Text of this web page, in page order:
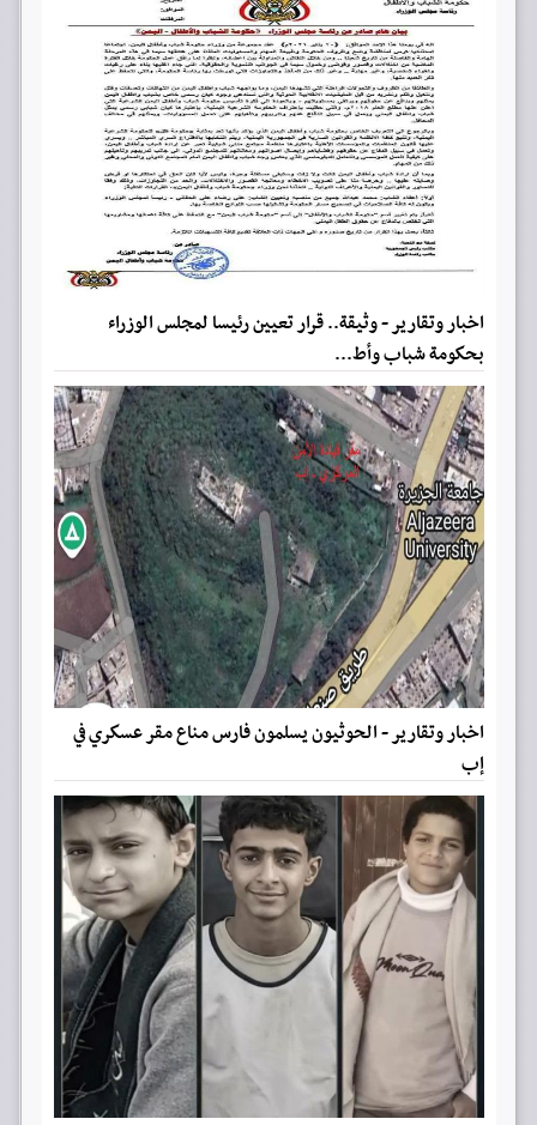
اخبار وتقارير - وثيقة.. قرار تعيين رئيسا لمجلس الوزراء
بحكومة شباب وأط...
اخبار وتقارير - الحوثيون يسلمون فارس مناع مقر عسكري في
إب